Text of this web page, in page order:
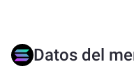
Datos del